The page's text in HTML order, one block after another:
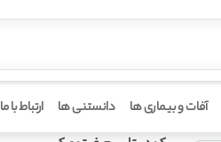
آفات و بیماری ها دانستنی ها ارتباط با ما